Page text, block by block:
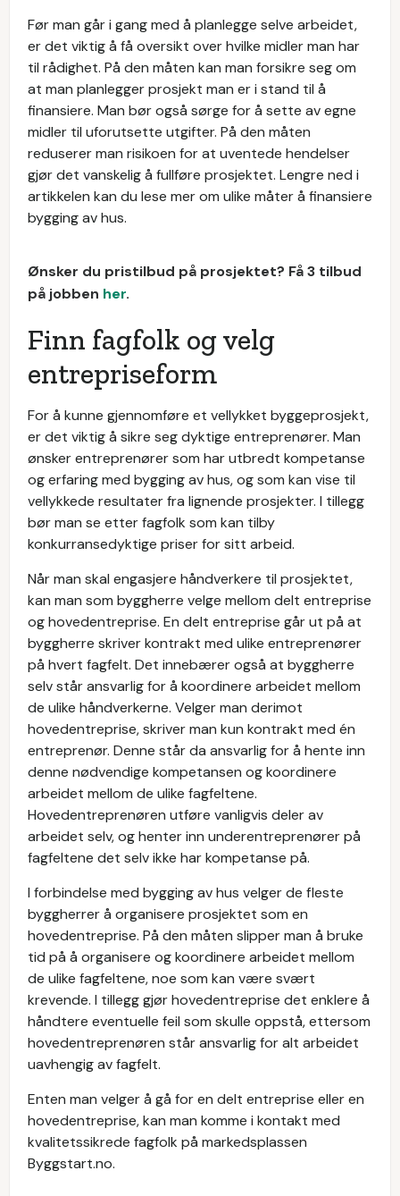
Før man går i gang med å planlegge selve arbeidet,
er det viktig å få oversikt over hvilke midler man har
til rådighet. På den måten kan man forsikre seg om
at man planlegger prosjekt man er i stand til å
finansiere. Man bør også sørge for å sette av egne
midler til uforutsette utgifter. På den måten
reduserer man risikoen for at uventede hendelser
gjør det vanskelig å fullføre prosjektet. Lengre ned i
artikkelen kan du lese mer om ulike måter å finansiere
bygging av hus.
Ønsker du pristilbud på prosjektet? Få 3 tilbud
på jobben her.
Finn fagfolk og velg
entrepriseform
For å kunne gjennomføre et vellykket byggeprosjekt,
er det viktig å sikre seg dyktige entreprenører. Man
ønsker entreprenører som har utbredt kompetanse
og erfaring med bygging av hus, og som kan vise til
vellykkede resultater fra lignende prosjekter. I tillegg
bør man se etter fagfolk som kan tilby
konkurransedyktige priser for sitt arbeid.
Når man skal engasjere håndverkere til prosjektet,
kan man som byggherre velge mellom delt entreprise
og hovedentreprise. En delt entreprise går ut på at
byggherre skriver kontrakt med ulike entreprenører
på hvert fagfelt. Det innebærer også at byggherre
selv står ansvarlig for å koordinere arbeidet mellom
de ulike håndverkerne. Velger man derimot
hovedentreprise, skriver man kun kontrakt med én
entreprenør. Denne står da ansvarlig for å hente inn
denne nødvendige kompetansen og koordinere
arbeidet mellom de ulike fagfeltene.
Hovedentreprenøren utføre vanligvis deler av
arbeidet selv, og henter inn underentreprenører på
fagfeltene det selv ikke har kompetanse på.
I forbindelse med bygging av hus velger de fleste
byggherrer å organisere prosjektet som en
hovedentreprise. På den måten slipper man å bruke
tid på å organisere og koordinere arbeidet mellom
de ulike fagfeltene, noe som kan være svært
krevende. I tillegg gjør hovedentreprise det enklere å
håndtere eventuelle feil som skulle oppstå, ettersom
hovedentreprenøren står ansvarlig for alt arbeidet
uavhengig av fagfelt.
Enten man velger å gå for en delt entreprise eller en
hovedentreprise, kan man komme i kontakt med
kvalitetssikrede fagfolk på markedsplassen
Byggstart.no.